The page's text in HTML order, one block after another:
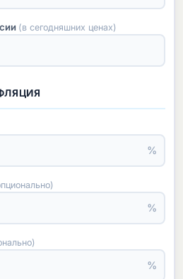
(в сегодняшних ценах)
%
%
%